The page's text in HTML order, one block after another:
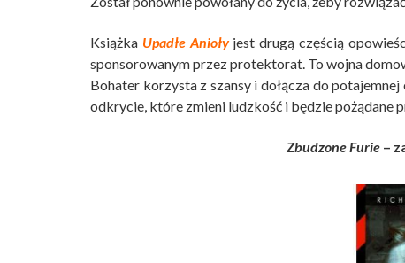
Książka Upadłe Aniołyjest drugą częścią
sponsorowanym przez protektorat. To wojna
Bohater korzysta z szansy i dołącza do
odkrycie, które zmieni ludzkość i będzie pożądane
Zbudzone Furie–